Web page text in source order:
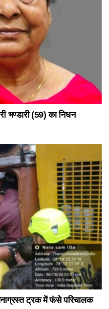
भण्डारी (59) का निधन
ट्रक में फंसे परिचालक